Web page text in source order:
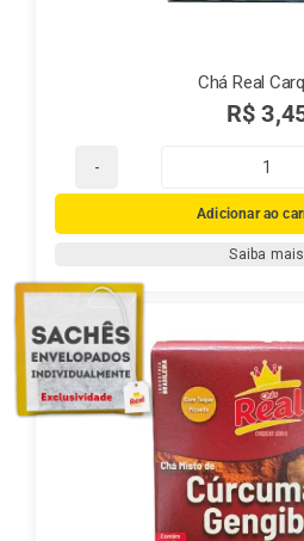
Chá Real
R$
Chá
Real
Adicionar ao
Saiba mais